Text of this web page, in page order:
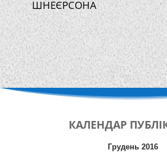
ШНЕЄРСОНА
КАЛЕНДАР
Грудень 2016